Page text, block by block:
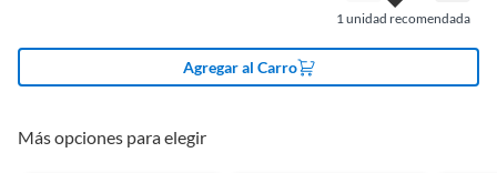
Voltaje 220-440V
Amperaje
1unidad recomendada
Agregar al Carro
Más opciones para elegir